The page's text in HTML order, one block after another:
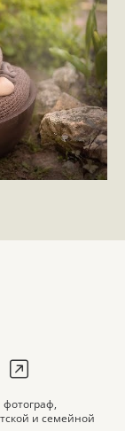
и семейной